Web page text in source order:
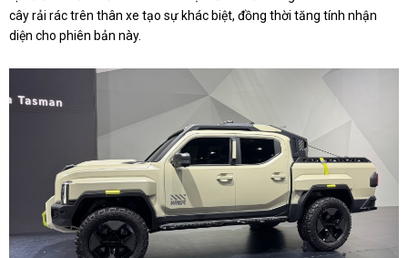
cây rải rác trên thân xe tạo sự khác biệt, đồng thời tăng tính nhận
diện cho phiên bản này.